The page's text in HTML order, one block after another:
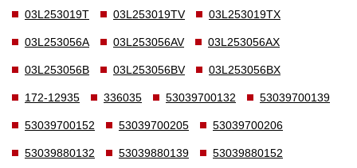
03L253019T 03L253019TV 03L253019TX
03L253056A 03L253056AV 03L253056AX
03L253056B 03L253056BV 03L253056BX
172-12935 336035 53039700132 53039700139
53039700152 53039700205 53039700206
53039880132 53039880139 53039880152